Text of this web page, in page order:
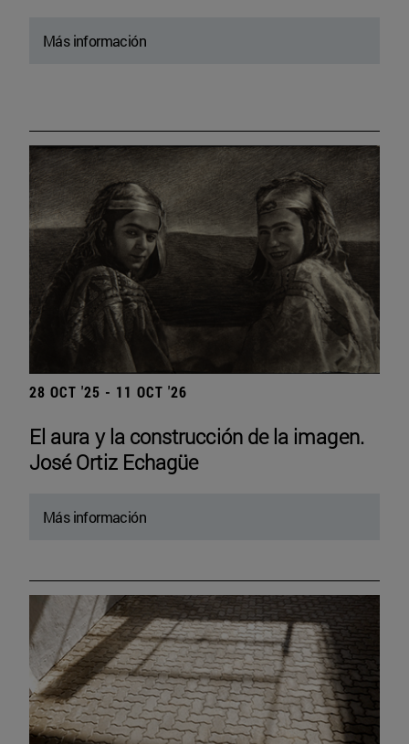
Más información
28 OCT '25 - 11 OCT '26
El aura y la construcción de la imagen.
José Ortiz Echagüe
Más información